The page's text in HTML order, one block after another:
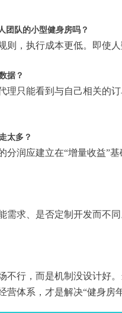
团队的小型健身房吗？
则，执行成本更低。即使
据？
理只能看到与自己相关的
太多？
分润应建立在“增量收益”
需求、是否定制开发而不
不行，而是机制没设计好
营体系，才是解决“健身房